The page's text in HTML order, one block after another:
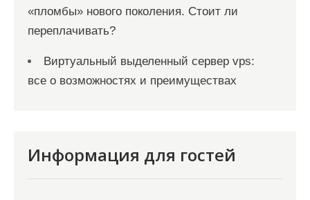
«пломбы» нового поколения. Стоит ли
переплачивать?
Виртуальный выделенный сервер vps:
все о возможностях и преимуществах
Информация для гостей